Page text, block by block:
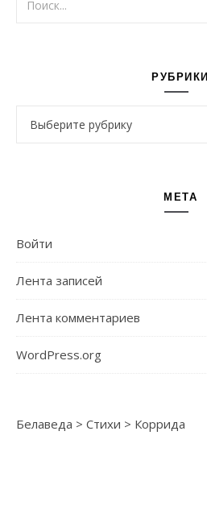
РУБРИКИ
МЕТА
Войти
Лента записей
Лента комментариев
WordPress.org
Белаведа > Стихи > Коррида